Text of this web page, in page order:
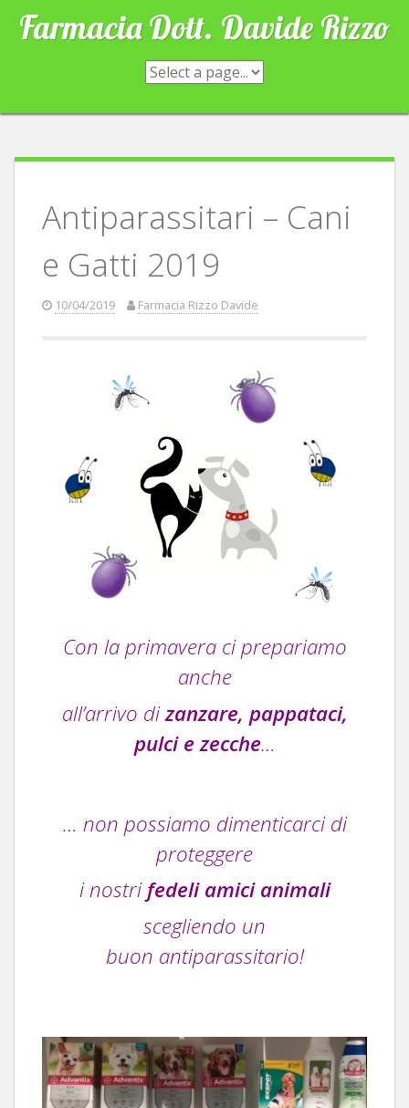
SkipFarmacia Dott. Davide Rizzo
Antiparassitari – Cani
e Gatti 2019
10/04/2019 Farmacia Rizzo Davide
Con la primavera ci prepariamo
anche
all’arrivo dizanzare, pappataci,
pulci e zecche…
… non possiamo dimenticarci di
proteggere
i nostrifedeli amici animali
scegliendo un
buon antiparassitario!